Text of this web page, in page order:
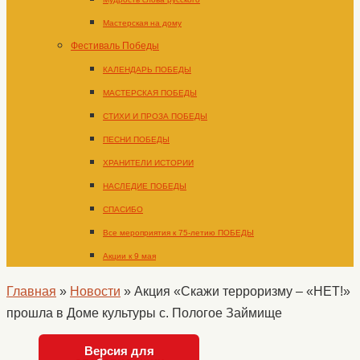
Мастерская на дому
Фестиваль Победы
КАЛЕНДАРЬ ПОБЕДЫ
МАСТЕРСКАЯ ПОБЕДЫ
СТИХИ И ПРОЗА ПОБЕДЫ
ПЕСНИ ПОБЕДЫ
ХРАНИТЕЛИ ИСТОРИИ
НАСЛЕДИЕ ПОБЕДЫ
СПАСИБО
Все мероприятия к 75-летию ПОБЕДЫ
Акции к 9 мая
Главная » Новости » Акция «Скажи терроризму – «НЕТ!»
прошла в Доме культуры с. Пологое Займище
Версия для